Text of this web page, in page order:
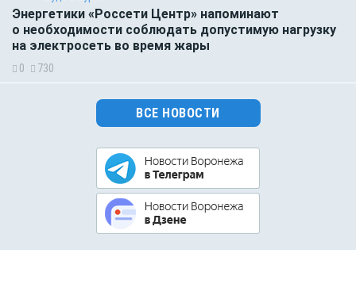
Энергетики «Россети Центр» напоминают
о необходимости соблюдать допустимую нагрузку
на электросеть во время жары
0 730
ВСЕ НОВОСТИ